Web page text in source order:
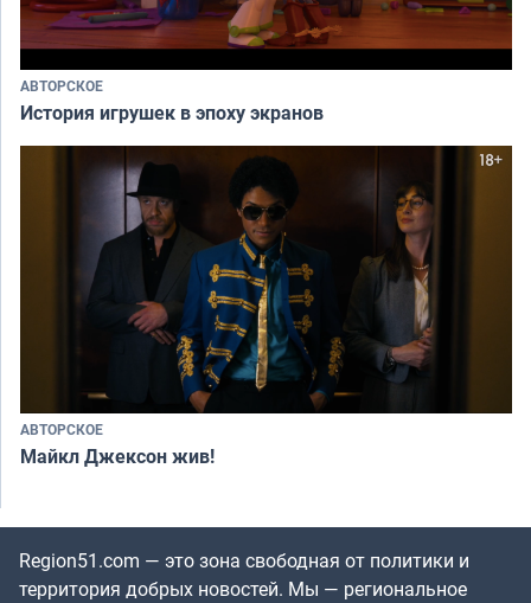
АВТОРСКОЕ
История игрушек в эпоху экранов
АВТОРСКОЕ
Майкл Джексон жив!
Region51.com — это зона свободная от политики и
территория добрых новостей. Мы — региональное